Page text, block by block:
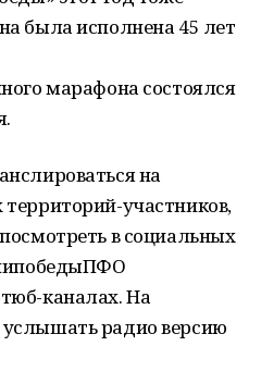
была исполнена 45 лет
марафона состоялся
на
участников,
в социальных
каналах. На
радио версию